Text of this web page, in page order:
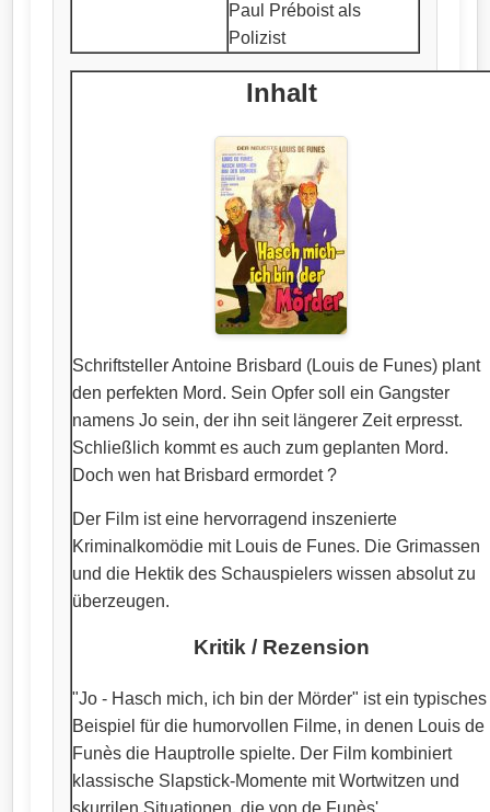
Paul Préboist als
Polizist
Inhalt
Schriftsteller Antoine Brisbard (Louis de Funes) plant
den perfekten Mord. Sein Opfer soll ein Gangster
namens Jo sein, der ihn seit längerer Zeit erpresst.
Schließlich kommt es auch zum geplanten Mord.
Doch wen hat Brisbard ermordet ?
Der Film ist eine hervorragend inszenierte
Kriminalkomödie mit Louis de Funes. Die Grimassen
und die Hektik des Schauspielers wissen absolut zu
überzeugen.
Kritik / Rezension
"Jo - Hasch mich, ich bin der Mörder" ist ein typisches
Beispiel für die humorvollen Filme, in denen Louis de
Funès die Hauptrolle spielte. Der Film kombiniert
klassische Slapstick-Momente mit Wortwitzen und